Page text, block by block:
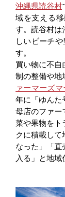
沖縄県読谷村
域を支える
す。読谷村は
しいビーチ
す。
買い物に不
制の整備や地
ァーマーズ
年に「ゆんた
母店のファー
菜や果物をト
クに積載し
なった」「
入る」と地域